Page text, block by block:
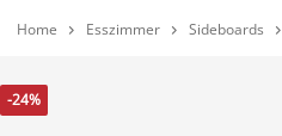
Home  Esszimmer  Sideboards 
-24%